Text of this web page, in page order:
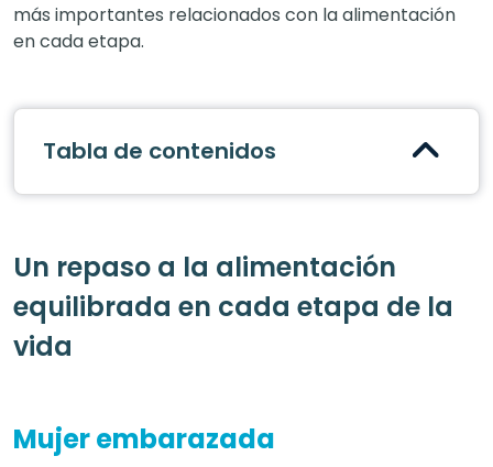
más importantes relacionados con la alimentación
en cada etapa.
Tabla de contenidos
Un repaso a la alimentación
equilibrada en cada etapa de la
vida
Mujer embarazada